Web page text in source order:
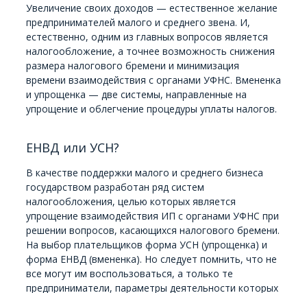
Увеличение своих доходов — естественное желание
предпринимателей малого и среднего звена. И,
естественно, одним из главных вопросов является
налогообложение, а точнее возможность снижения
размера налогового бремени и минимизация
времени взаимодействия с органами УФНС. Вмененка
и упрощенка — две системы, направленные на
упрощение и облегчение процедуры уплаты налогов.
ЕНВД или УСН?
В качестве поддержки малого и среднего бизнеса
государством разработан ряд систем
налогообложения, целью которых является
упрощение взаимодействия ИП с органами УФНС при
решении вопросов, касающихся налогового бремени.
На выбор плательщиков форма УСН (упрощенка) и
форма ЕНВД (вмененка). Но следует помнить, что не
все могут им воспользоваться, а только те
предприниматели, параметры деятельности которых